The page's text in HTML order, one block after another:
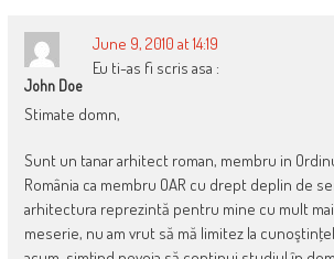
John Doe
June 9, 2010 at 14:19
Eu ti-as fi scris asa :
Stimate domn,
Sunt un tanar arhitect roman, membru in
România ca membru OAR cu drept deplin de
arhitectura reprezintă pentru mine cu mult
meserie, nu am vrut să mă limitez la